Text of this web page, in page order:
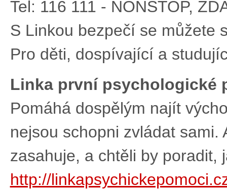
Tel: 116 111 - NONSTOP,
S Linkou bezpečí se můžete
Pro děti, dospívající a
Linka první psychologické
Pomáhá dospělým najít
nejsou schopni zvládat
zasahuje, a chtěli by poradit,
http://